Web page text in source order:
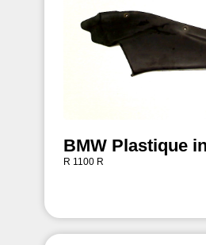
BMW Plastique
R 1100 R